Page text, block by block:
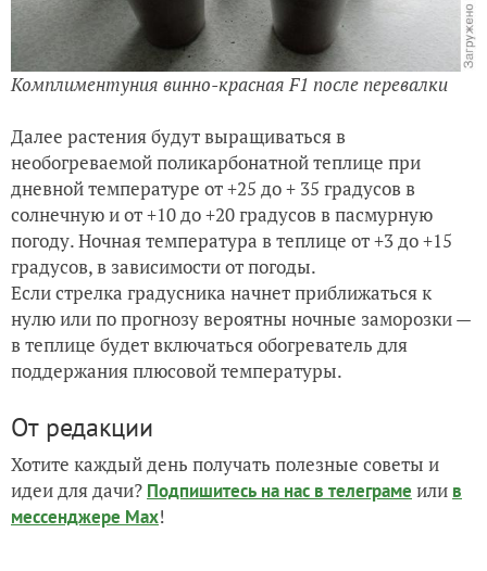
Комплиментуния винно-краснаяF1 после перевалки
Далее растения будут выращиваться в
необогреваемой поликарбонатной теплице при
дневной температуре от +25 до + 35 градусов в
солнечную и от +10 до +20 градусов в пасмурную
погоду. Ночная температура в теплице от +3 до +15
градусов, в зависимости от погоды.
Если стрелка градусника начнет приближаться к
нулю или по прогнозу вероятны ночные заморозки —
в теплице будет включаться обогреватель для
поддержания плюсовой температуры.
От редакции
Хотите каждый день получать полезные советы и
идеи для дачи? Подпишитесь на нас в телеграме или в
мессенджере Max!